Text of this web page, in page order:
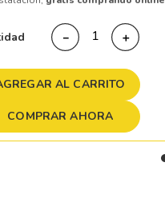
＋
－
AL CARRITO
COMPRAR AHORA